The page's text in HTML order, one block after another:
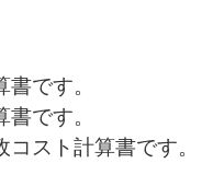
です。
です。
スト計算書です。